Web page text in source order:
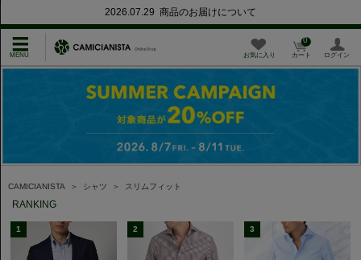
2026.07.29 商品のお届けについて
お気に入り カート
0
ログイン
CAMICIANISTA ＞ シャツ ＞ スリムフィット
RANKING
1 2 3